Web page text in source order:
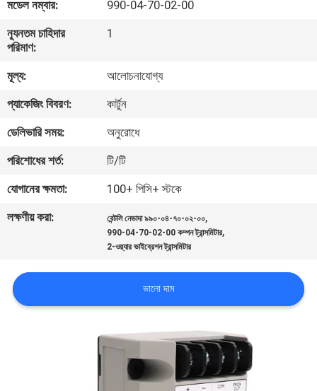
কারখানা
ভ্রমণ
মান
নিয়ন্ত্রণ
আমাদের
সাথে
যোগাযোগ
করুন
খবর
মডেল নম্বার:
990-04-70-02-00
ন্যূনতম চাহিদার
পরিমাণ:
1
মূল্য:
আলোচনাযোগ্য
প্যাকেজিং বিবরণ:
কার্টুন
ডেলিভারি সময়:
অনুরোধে
পরিশোধের শর্ত:
টি/টি
যোগানের ক্ষমতা:
100+ পিসি+ স্টকে
লক্ষণীয় করা:
বেন্টলি নেভাদা ৯৯০-০৪-৭০-০২-০০,
990-04-70-02-00 কম্পন ট্রান্সমিটার,
2-ওয়্যার ভাইব্রেশন ট্রান্সমিটার
ভালো দাম